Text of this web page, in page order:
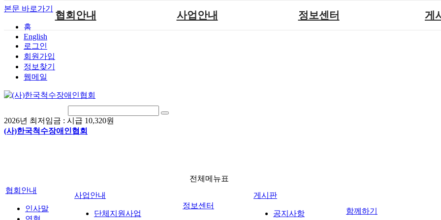
본문 바로가기
홈
English
로그인
회원가입
정보찾기
웹메일
2026년 최저임금 : 시급 10,320원
(사)한국척수장애인협회
협회안내
척수장애란?
찾아오시는길
사업안내
국제 교류/개발 협력사업
정보센터 게
전체메뉴표
협회안내
인사말
사업안내
단체지원사업
정보센터
게시판
공지사항
함께하기